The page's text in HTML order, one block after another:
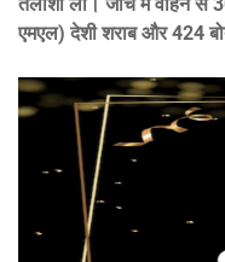
एमएल) देशी शराब और 424